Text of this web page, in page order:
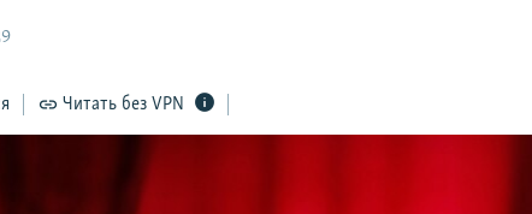
Читать без VPN